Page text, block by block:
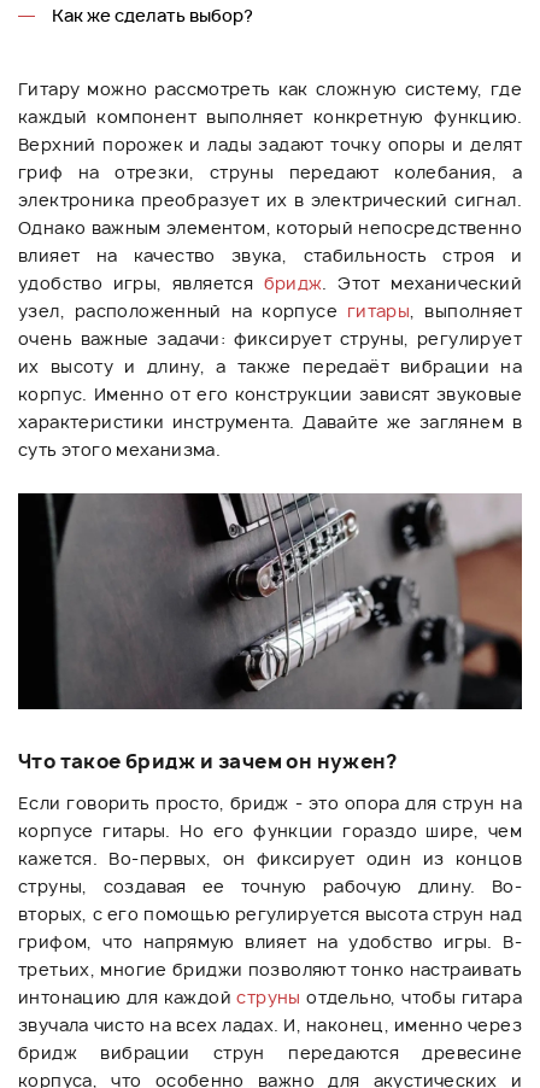
Как же сделать выбор?
Гитару можно рассмотреть как сложную систему, где
каждый компонент выполняет конкретную функцию.
Верхний порожек и лады задают точку опоры и делят
гриф на отрезки, струны передают колебания, а
электроника преобразует их в электрический сигнал.
Однако важным элементом, который непосредственно
влияет на качество звука, стабильность строя и
удобство игры, является бридж. Этот механический
узел, расположенный на корпусе гитары, выполняет
очень важные задачи: фиксирует струны, регулирует
их высоту и длину, а также передаёт вибрации на
корпус. Именно от его конструкции зависят звуковые
характеристики инструмента. Давайте же заглянем в
суть этого механизма.
Что такое бридж и зачем он нужен?
Если говорить просто, бридж - это опора для струн на
корпусе гитары. Но его функции гораздо шире, чем
кажется. Во-первых, он фиксирует один из концов
струны, создавая ее точную рабочую длину. Во-
вторых, с его помощью регулируется высота струн над
грифом, что напрямую влияет на удобство игры. В-
третьих, многие бриджи позволяют тонко настраивать
интонацию для каждойструны отдельно, чтобы гитара
звучала чисто на всех ладах. И, наконец, именно через
бридж вибрации струн передаются древесине
корпуса, что особенно важно для акустических и